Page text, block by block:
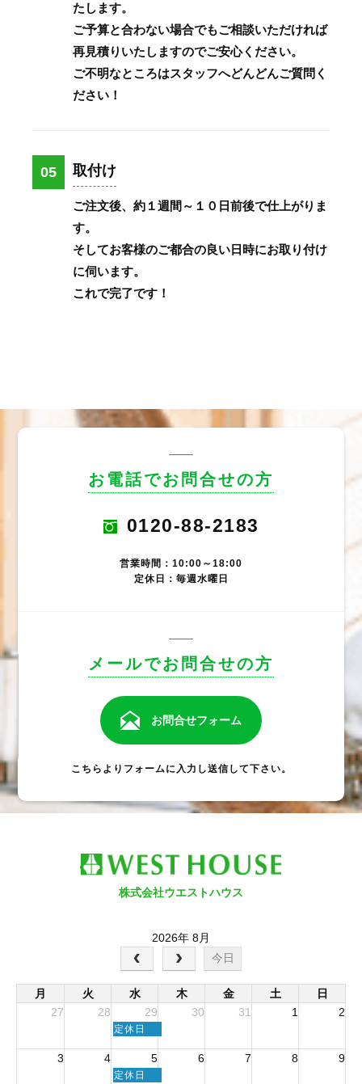
たします。
ご予算と合わない場合でもご相談いただければ
再見積りいたしますのでご安心ください。
ご不明なところはスタッフへどんどんご質問く
ださい！
05 取付け
ご注文後、約１週間～１０日前後で仕上がりま
す。
そしてお客様のご都合の良い日時にお取り付け
に伺います。
これで完了です！
お電話でお問合せの方
0120-88-2183
営業時間：10:00～18:00
定休日：毎週水曜日
メールでお問合せの方
お問合せフォーム
こちらよりフォームに入力し送信して下さい。
株式会社ウエストハウス
2026年 8月
今日
月 火 水 木 金 土
日
27
28 29 30 31 1 2
水
7
定休日
3 4 5 6 7 8 9
水
定休日